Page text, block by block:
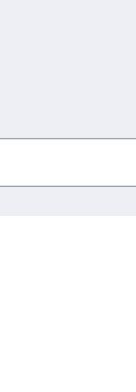
45, Macho, Blanco